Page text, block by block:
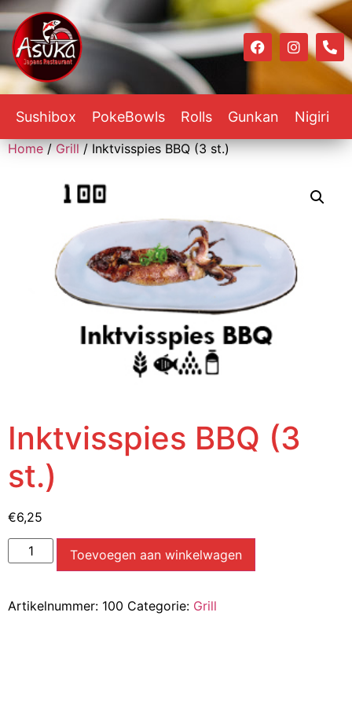
Sushibox PokeBowls Rolls Gunkan Nigiri
Home/Grill/ Inktvisspies BBQ (3 st.)
Inktvisspies BBQ (3
st.)
€6,25
Toevoegen aan winkelwagen
Artikelnummer: 100 Categorie: Grill